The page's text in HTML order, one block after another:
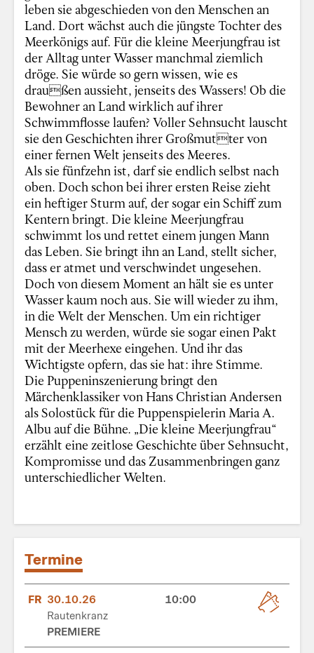
leben sie abgeschieden von den Menschen an
Land. Dort wächst auch die jüngste Tochter des
Meerkönigs auf. Für die kleine Meerjungfrau ist
der Alltag unter Wasser manchmal ziemlich
dröge. Sie würde so gern wissen, wie es
draußen aussieht, jenseits des Wassers! Ob die
Bewohner an Land wirklich auf ihrer
Schwimmflosse laufen? Voller Sehnsucht lauscht
sie den Geschichten ihrer Großmutter von
einer fernen Welt jenseits des Meeres.
Als sie fünfzehn ist, darf sie endlich selbst nach
oben. Doch schon bei ihrer ersten Reise zieht
ein heftiger Sturm auf, der sogar ein Schiff zum
Kentern bringt. Die kleine Meerjungfrau
schwimmt los und rettet einem jungen Mann
das Leben. Sie bringt ihn an Land, stellt sicher,
dass er atmet und verschwindet ungesehen.
Doch von diesem Moment an hält sie es unter
Wasser kaum noch aus. Sie will wieder zu ihm,
in die Welt der Menschen. Um ein richtiger
Mensch zu werden, würde sie sogar einen Pakt
mit der Meerhexe eingehen. Und ihr das
Wichtigste opfern, das sie hat: ihre Stimme.
Die Puppeninszenierung bringt den
Märchenklassiker von Hans Christian Andersen
als Solostück für die Puppenspielerin Maria A.
Albu auf die Bühne. „Die kleine Meerjungfrau“
erzählt eine zeitlose Geschichte über Sehnsucht,
Kompromisse und das Zusammenbringen ganz
unterschiedlicher Welten.
Termine
FR 30.10.26
10:00
Rautenkranz
PREMIERE